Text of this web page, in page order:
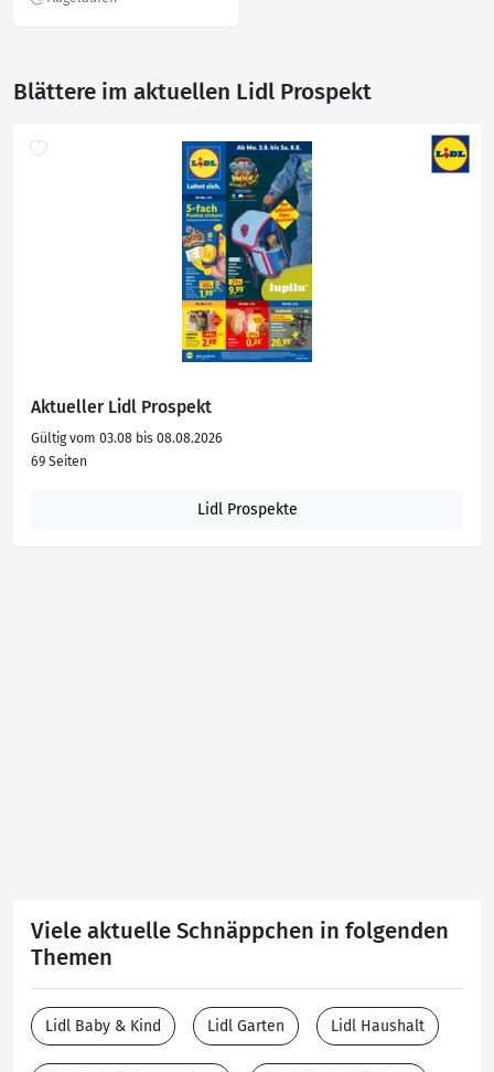
Blättere im aktuellen Lidl Prospekt
Aktueller Lidl Prospekt
Gültig vom 03.08 bis 08.08.2026
69 Seiten
Lidl Prospekte
Viele aktuelle Schnäppchen in folgenden
Themen
Lidl Baby & Kind Lidl Garten Lidl Haushalt